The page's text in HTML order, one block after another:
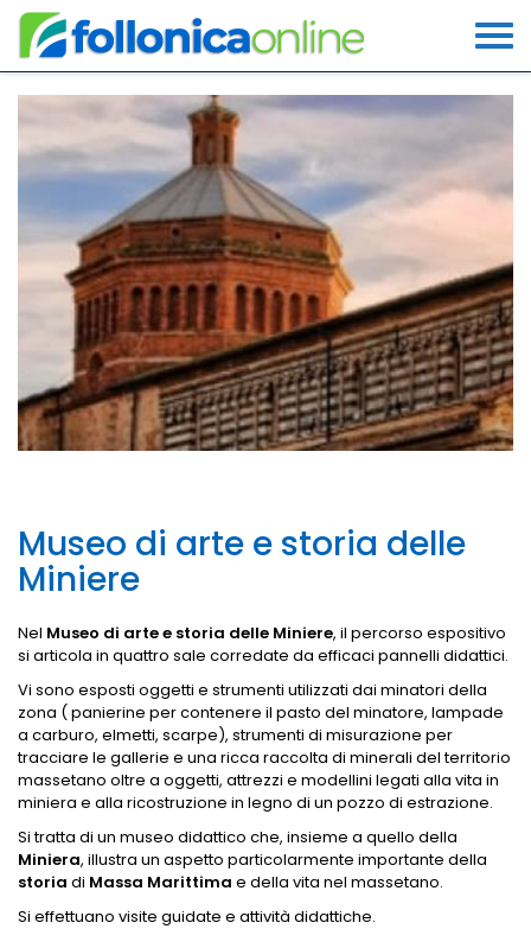
Museo di arte e storia delle
Miniere
Nel Museo di arte e storia delle Miniere, il percorso espositivo
si articola in quattro sale corredate da efficaci pannelli didattici.
Vi sono esposti oggetti e strumenti utilizzati dai minatori della
zona ( panierine per contenere il pasto del minatore, lampade
a carburo, elmetti, scarpe), strumenti di misurazione per
tracciare le gallerie e una ricca raccolta di minerali del territorio
massetano oltre a oggetti, attrezzi e modellini legati alla vita in
miniera e alla ricostruzione in legno di un pozzo di estrazione.
Si tratta di un museo didattico che, insieme a quello della
Miniera, illustra un aspetto particolarmente importante della
storia di Massa Marittima e della vita nel massetano.
Si effettuano visite guidate e attività didattiche.